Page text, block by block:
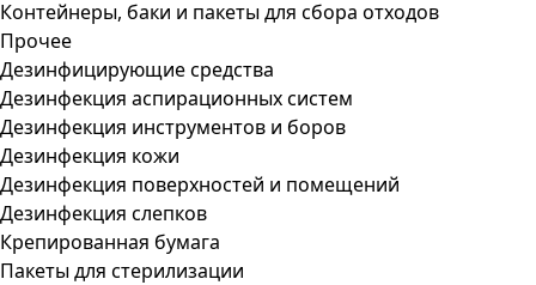
Контейнеры, баки и пакеты для сбора отходов
Прочее
Дезинфицирующие средства
Дезинфекция аспирационных систем
Дезинфекция инструментов и боров
Дезинфекция кожи
Дезинфекция поверхностей и помещений
Дезинфекция слепков
Крепированная бумага
Пакеты для стерилизации